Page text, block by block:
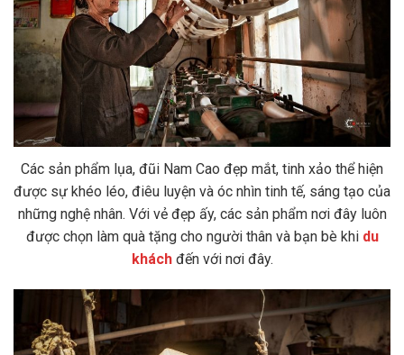
Các sản phẩm lụa, đũi Nam Cao đẹp mắt, tinh xảo thể hiện
được sự khéo léo, điêu luyện và óc nhìn tinh tế, sáng tạo của
những nghệ nhân. Với vẻ đẹp ấy, các sản phẩm nơi đây luôn
được chọn làm quà tặng cho người thân và bạn bè khi du
kháchđến với nơi đây.